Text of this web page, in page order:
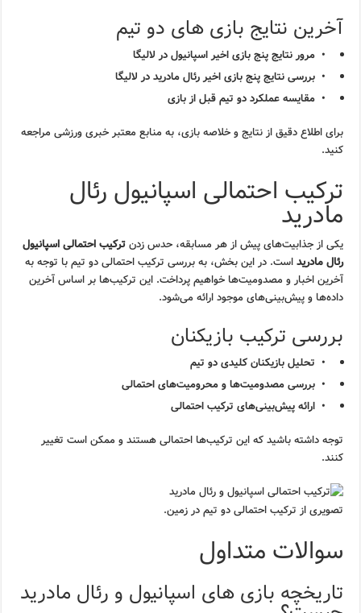
آخرین نتایج بازی های دو تیم
مرور نتایج پنج بازی اخیر اسپانیول در لالیگا
بررسی نتایج پنج بازی اخیر رئال مادرید در لالیگا
مقایسه عملکرد دو تیم قبل از بازی
برای اطلاع دقیق از نتایج و خلاصه بازی، به منابع معتبر خبری ورزشی مراجعه
کنید.
ترکیب احتمالی اسپانیول رئال
مادرید
یکی از جذابیت‌های پیش از هر مسابقه، حدس زدنترکیب احتمالی اسپانیول
رئال مادریداست. در این بخش، به بررسی ترکیب احتمالی دو تیم با توجه به
آخرین اخبار و مصدومیت‌ها خواهیم پرداخت. این ترکیب‌ها بر اساس آخرین
داده‌ها و پیش‌بینی‌های موجود ارائه می‌شود.
بررسی ترکیب بازیکنان
تحلیل بازیکنان کلیدی دو تیم
بررسی مصدومیت‌ها و محرومیت‌های احتمالی
ارائه پیش‌بینی‌های ترکیب احتمالی
توجه داشته باشید که این ترکیب‌ها احتمالی هستند و ممکن است تغییر
کنند.
تصویری از ترکیب احتمالی دو تیم در زمین.
سوالات متداول
تاریخچه بازی های اسپانیول و رئال مادرید